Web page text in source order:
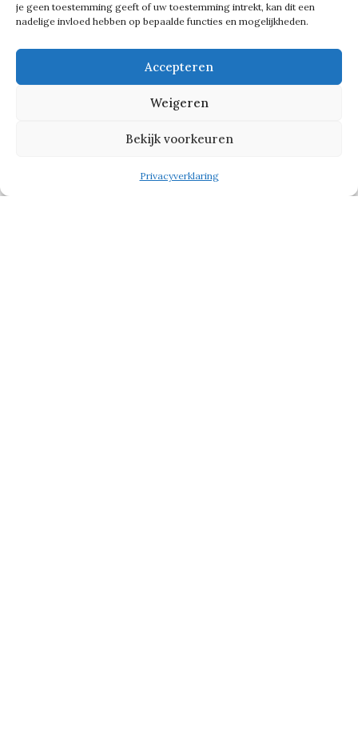
je geen toestemming geeft of uw toestemming intrekt, kan dit een
nadelige invloed hebben op bepaalde functies en mogelijkheden.
Accepteren
Weigeren
Bekijk voorkeuren
Privacyverklaring